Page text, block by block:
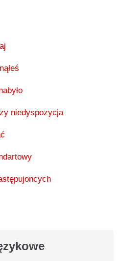
niedyspozycja